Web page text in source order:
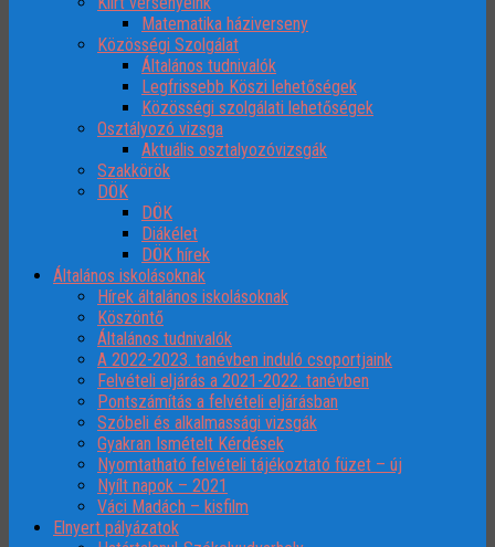
Matematika háziverseny
Közösségi Szolgálat
Általános tudnivalók
Legfrissebb Köszi lehetőségek
Közösségi szolgálati lehetőségek
Osztályozó vizsga
Aktuális osztalyozóvizsgák
Szakkörök
DÖK
DÖK
Diákélet
DÖK hírek
Általános iskolásoknak
Hírek általános iskolásoknak
Köszöntő
Általános tudnivalók
A 2022-2023. tanévben induló csoportjaink
Felvételi eljárás a 2021-2022. tanévben
Pontszámítás a felvételi eljárásban
Szóbeli és alkalmassági vizsgák
Gyakran Ismételt Kérdések
Nyomtatható felvételi tájékoztató füzet – új
Nyílt napok – 2021
Váci Madách – kisfilm
Elnyert pályázatok